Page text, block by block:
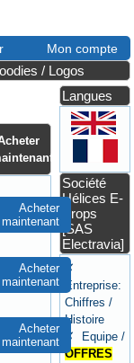
Mon compte
/ Logos
Acheter
maintenant
Acheter
maintenant
Acheter
maintenant
Langues
Société
Hélices E-
Props
[SAS
Electravia]
✗
Entreprise:
Chiffres /
Histoire
✗ Equipe /
OFFRES